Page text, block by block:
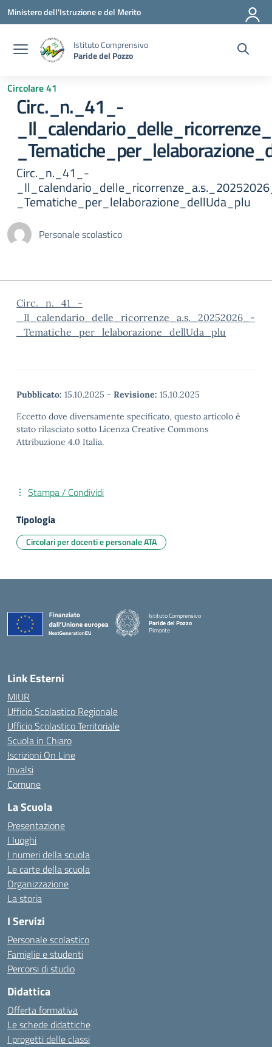
Vai ai contenuti
Vai al menu di navigazione
Vai al footer
Ministero dell'Istruzione e del Merito
Istituto Comprensivo
Paride del Pozzo
Circolare 41
Circ._n._41_-
Circ._n._41_-
_Tematiche_per_lelaborazione_dellUda_plu
Personale scolastico
Circ._n._41_-
_Il_calendario_delle_ricorrenze_a.s._20252026_-
_Tematiche_per_lelaborazione_dellUda_plu
Pubblicato: 15.10.2025 - Revisione: 15.10.2025
Eccetto dove diversamente specificato, questo articolo è
stato rilasciato sotto Licenza Creative Commons
Attribuzione 4.0 Italia.
Stampa / Condividi
Tipologia
Circolari per docenti e personale ATA
Istituto Comprensivo
Paride del Pozzo
Pimonte
Link Esterni
MIUR
Ufficio Scolastico Regionale
Ufficio Scolastico Territoriale
Scuola in Chiaro
Iscrizioni On Line
Invalsi
Comune
La Scuola
Presentazione
I luoghi
I numeri della scuola
Le carte della scuola
Organizzazione
La storia
I Servizi
Personale scolastico
Famiglie e studenti
Percorsi di studio
Didattica
Offerta formativa
Le schede didattiche
I progetti delle classi